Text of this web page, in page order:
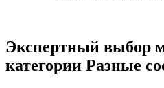
Экспертный выбор
категории Разные